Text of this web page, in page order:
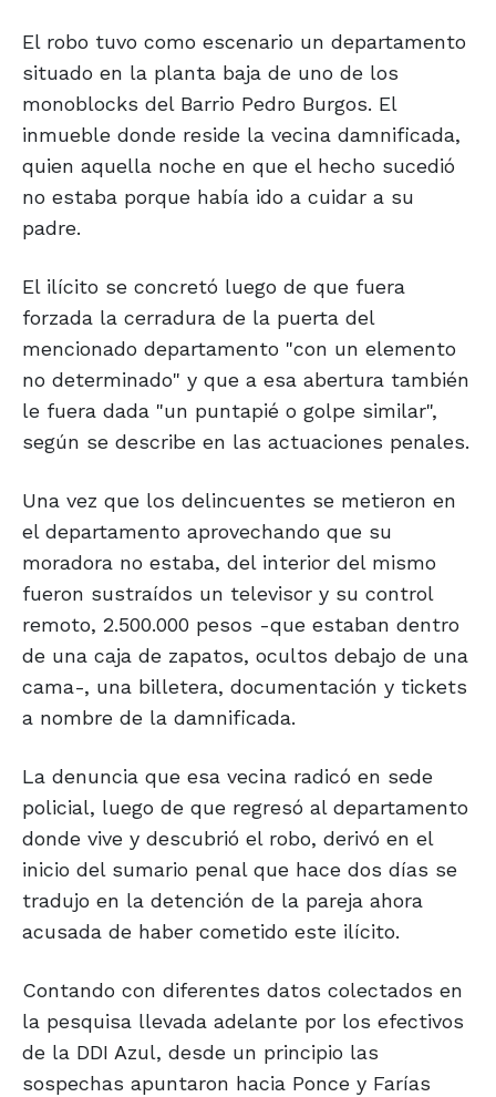
El robo tuvo como escenario un departamento
situado en la planta baja de uno de los
monoblocks del Barrio Pedro Burgos. El
inmueble donde reside la vecina damnificada,
quien aquella noche en que el hecho sucedió
no estaba porque había ido a cuidar a su
padre.
El ilícito se concretó luego de que fuera
forzada la cerradura de la puerta del
mencionado departamento "con un elemento
no determinado" y que a esa abertura también
le fuera dada "un puntapié o golpe similar",
según se describe en las actuaciones penales.
Una vez que los delincuentes se metieron en
el departamento aprovechando que su
moradora no estaba, del interior del mismo
fueron sustraídos un televisor y su control
remoto, 2.500.000 pesos -que estaban dentro
de una caja de zapatos, ocultos debajo de una
cama-, una billetera, documentación y tickets
a nombre de la damnificada.
La denuncia que esa vecina radicó en sede
policial, luego de que regresó al departamento
donde vive y descubrió el robo, derivó en el
inicio del sumario penal que hace dos días se
tradujo en la detención de la pareja ahora
acusada de haber cometido este ilícito.
Contando con diferentes datos colectados en
la pesquisa llevada adelante por los efectivos
de la DDI Azul, desde un principio las
sospechas apuntaron hacia Ponce y Farías